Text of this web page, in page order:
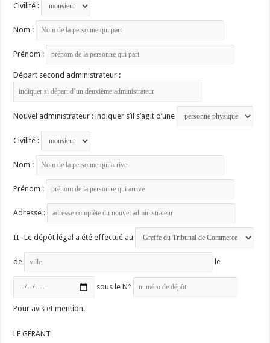
Civilité :
Nom :
Prénom :
Départ second administrateur :
Nouvel administrateur : indiquer s’il s’agit d’une
Civilité :
Nom :
Prénom :
Adresse :
II- Le dépôt légal a été effectué au
de le
sous le N°
Pour avis et mention.
LE GÉRANT